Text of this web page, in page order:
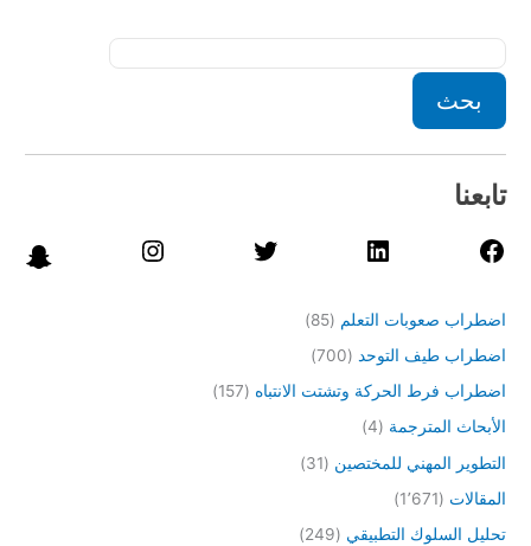
بحث
تابعنا
اضطراب صعوبات التعلم (85)
اضطراب طيف التوحد (700)
اضطراب فرط الحركة وتشتت الانتباه (157)
الأبحاث المترجمة (4)
التطوير المهني للمختصين (31)
المقالات (1٬671)
تحليل السلوك التطبيقي (249)